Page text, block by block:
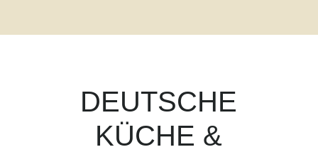
DEUTSCHE
KÜCHE &